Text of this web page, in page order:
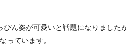
ん姿が可愛いと話題になりました
っています。